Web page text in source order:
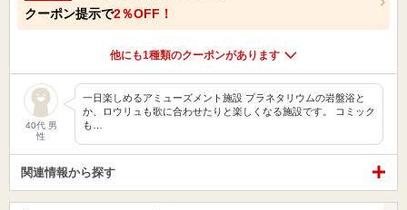
クーポン提示で2％OFF！
他にも1種類のクーポンがあります
40代 男
性
一日楽しめるアミューズメント施設 プラネタリウムの岩盤浴と
か、ロウリュも歌に合わせたりと楽しくなる施設です。 コミック
も…
関連情報から探す